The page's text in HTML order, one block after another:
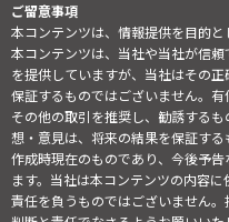
ご留意事項
本コンテンツは、情報提供を目的と
本コンテンツは、当社や当社が信
を提供していますが、当社はその
保証するものではございません。有
その他の取引を推奨し、勧誘する
想・意見は、将来の結果を保証す
作成時現在のものであり、今後予
ます。当社は本コンテンツの内容
責任を負うものではございません